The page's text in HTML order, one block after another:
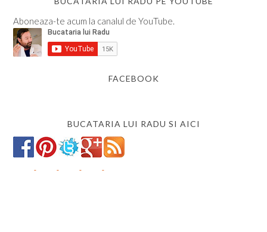
Aboneaza-te acum la canalul de YouTube.
FACEBOOK
BUCATARIA LUI RADU SI AICI